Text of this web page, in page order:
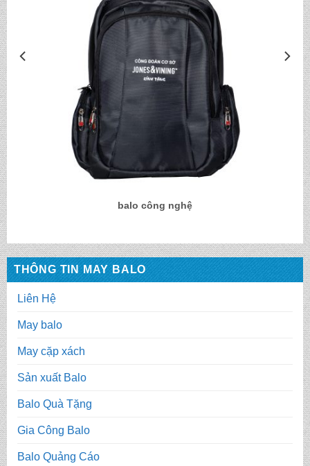
THÔNG TIN MAY BALO
Liên Hệ
May balo
May cặp xách
Sản xuất Balo
Balo Quà Tặng
Gia Công Balo
Balo Quảng Cáo
balo công nghệ